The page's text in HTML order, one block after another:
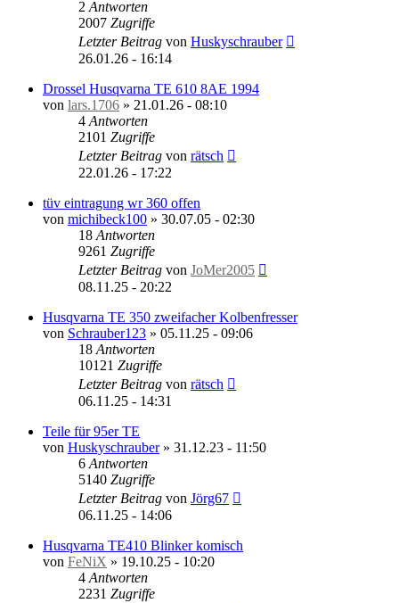
2 Antworten
2007 Zugriffe
Letzter Beitrag von Huskyschrauber
26.01.26 - 16:14
Drossel Husqvarna TE 610 8AE 1994
von lars.1706 » 21.01.26 - 08:10
4 Antworten
2101 Zugriffe
Letzter Beitrag von rätsch
22.01.26 - 17:22
tüv eintragung wr 360 offen
von michibeck100 » 30.07.05 - 02:30
18 Antworten
9261 Zugriffe
Letzter Beitrag von JoMer2005
08.11.25 - 20:22
Husqvarna TE 350 zweifacher Kolbenfresser
von Schrauber123 » 05.11.25 - 09:06
18 Antworten
10121 Zugriffe
Letzter Beitrag von rätsch
06.11.25 - 14:31
Teile für 95er TE
von Huskyschrauber» 31.12.23 - 11:50
6 Antworten
5140 Zugriffe
Letzter Beitrag von Jörg67
06.11.25 - 14:06
Husqvarna TE410 Blinker komisch
von FeNiX » 19.10.25 - 10:20
4 Antworten
2231 Zugriffe